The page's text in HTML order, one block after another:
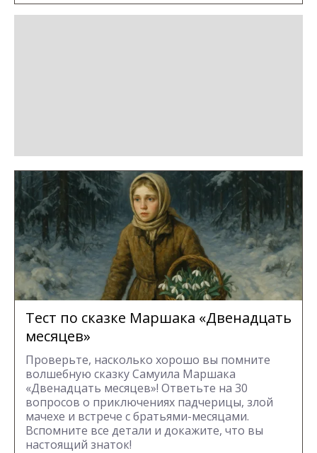
Тест по сказке Маршака «Двенадцать
месяцев»
Проверьте, насколько хорошо вы помните
волшебную сказку Самуила Маршака
«Двенадцать месяцев»! Ответьте на 30
вопросов о приключениях падчерицы, злой
мачехе и встрече с братьями-месяцами.
Вспомните все детали и докажите, что вы
настоящий знаток!